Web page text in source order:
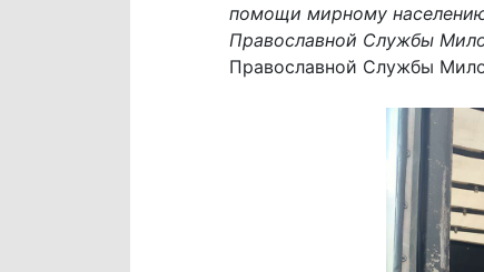
помощи мирному
Православной Службы
Православной Службы